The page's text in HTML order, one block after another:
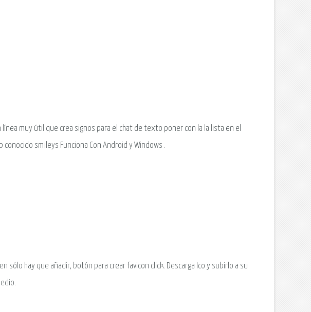
muy útil que crea signos para el chat de texto poner con la la lista en el
smileys Funciona Con Android y Windows .
sólo hay que añadir, botón para crear favicon click. Descarga Ico y subirlo a su